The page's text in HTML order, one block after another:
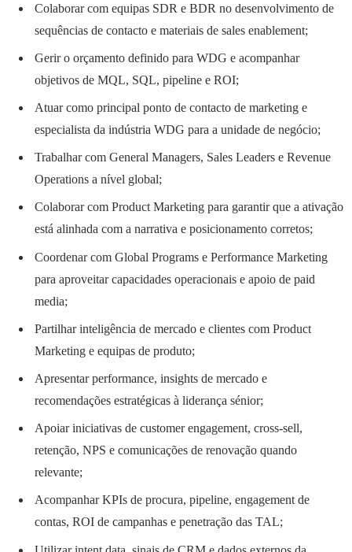
Colaborar com equipas SDR e BDR no desenvolvimento de
sequências de contacto e materiais de sales enablement;
Gerir o orçamento definido para WDG e acompanhar
objetivos de MQL, SQL, pipeline e ROI;
Atuar como principal ponto de contacto de marketing e
especialista da indústria WDG para a unidade de negócio;
Trabalhar com General Managers, Sales Leaders e Revenue
Operations a nível global;
Colaborar com Product Marketing para garantir que a ativação
está alinhada com a narrativa e posicionamento corretos;
Coordenar com Global Programs e Performance Marketing
para aproveitar capacidades operacionais e apoio de paid
media;
Partilhar inteligência de mercado e clientes com Product
Marketing e equipas de produto;
Apresentar performance, insights de mercado e
recomendações estratégicas à liderança sénior;
Apoiar iniciativas de customer engagement, cross-sell,
retenção, NPS e comunicações de renovação quando
relevante;
Acompanhar KPIs de procura, pipeline, engagement de
contas, ROI de campanhas e penetração das TAL;